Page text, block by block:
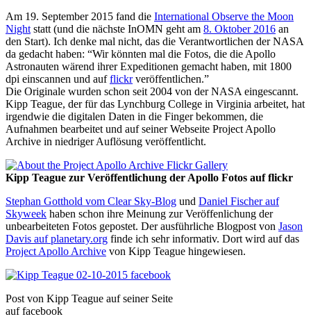
Am 19. September 2015 fand die International Observe the Moon
Night statt (und die nächste InOMN geht am 8. Oktober 2016 an
den Start). Ich denke mal nicht, das die Verantwortlichen der NASA
da gedacht haben: “Wir könnten mal die Fotos, die die Apollo
Astronauten wärend ihrer Expeditionen gemacht haben, mit 1800
dpi einscannen und aufflickrveröffentlichen.”
Die Originale wurden schon seit 2004 von der NASA eingescannt.
Kipp Teague, der für das Lynchburg College in Virginia arbeitet, hat
irgendwie die digitalen Daten in die Finger bekommen, die
Aufnahmen bearbeitet und auf seiner Webseite Project Apollo
Archive in niedriger Auflösung veröffentlicht.
Kipp Teague zur Veröffentlichung der Apollo Fotos auf flickr
Stephan Gotthold vom Clear Sky-Blog und Daniel Fischer auf
Skyweek haben schon ihre Meinung zur Veröffenlichung der
unbearbeiteten Fotos gepostet. Der ausführliche Blogpost von Jason
Davis auf planetary.org finde ich sehr informativ. Dort wird auf das
Project Apollo Archive von Kipp Teague hingewiesen.
Post von Kipp Teague auf seiner Seite
auf facebook